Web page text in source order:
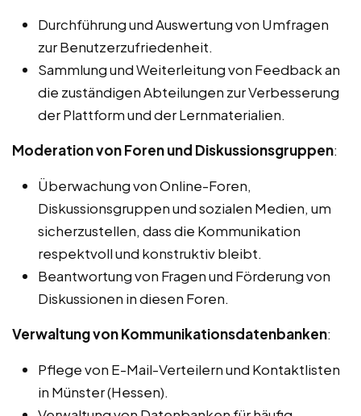
Durchführung und Auswertung von Umfragen
zur Benutzerzufriedenheit.
Sammlung und Weiterleitung von Feedback an
die zuständigen Abteilungen zur Verbesserung
der Plattform und der Lernmaterialien.
Moderation von Foren und Diskussionsgruppen:
Überwachung von Online-Foren,
Diskussionsgruppen und sozialen Medien, um
sicherzustellen, dass die Kommunikation
respektvoll und konstruktiv bleibt.
Beantwortung von Fragen und Förderung von
Diskussionen in diesen Foren.
Verwaltung von Kommunikationsdatenbanken:
Pflege von E-Mail-Verteilern und Kontaktlisten
in Münster (Hessen).